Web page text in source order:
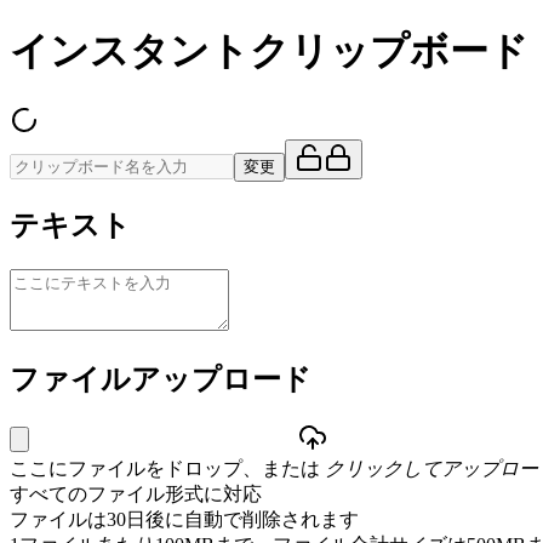
インスタントクリップボード
変更
テキスト
ファイルアップロード
ここにファイルをドロップ、または クリックしてアップロー
すべてのファイル形式に対応
ファイルは30日後に自動で削除されます